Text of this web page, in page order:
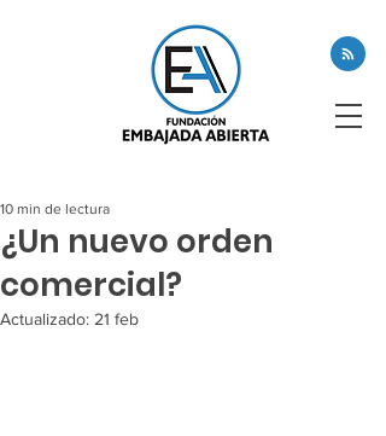
¿Un nuevo orden
comercial?
10 min de lectura
Actualizado: 21 feb